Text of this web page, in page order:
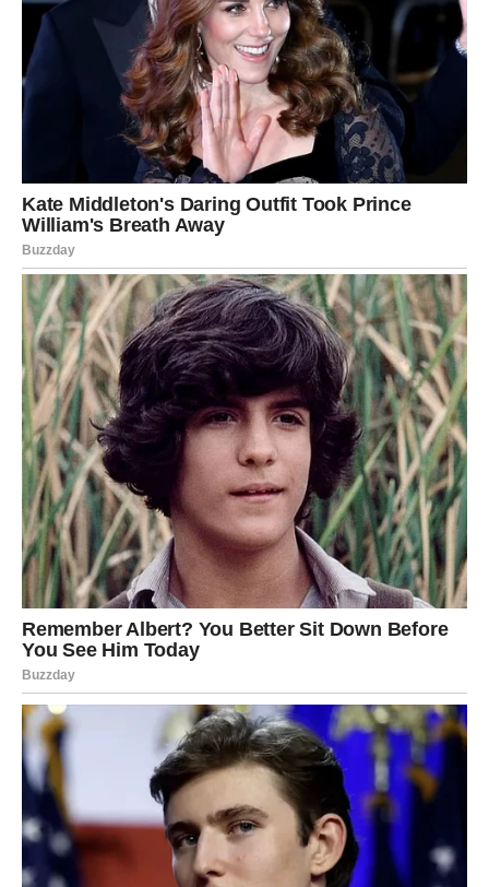
za slobodom. Razgovor može doneti novo razumevanje.
Slobodne Vodolije mogu biti iznenađene porukom ili
susretom koji počinje kao prijateljstvo, ali ima potencijal
da preraste u nešto više. Ljubav danas dolazi
RIBE
Ribe danas osećaju ljubav najdublje. Ako ste u vezi, ovo
je savršen dan za romantiku, nežne reči i bliskost.
Partner vam pokazuje koliko mu značite.
Slobodne Ribe mogu doživeti emotivan susret koji ih
vraća veri u ljubav. Ovo je dan kada se snovi i realnost
mogu spojiti. Slušajte srce – danas vas vodi tačno tamo
gde treba.